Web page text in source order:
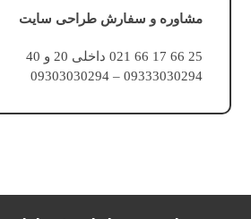
مشاوره و سفارش طراحی سایت
25 66 17 66 021 داخلی 20 و 40
09333030294 – 09303030294